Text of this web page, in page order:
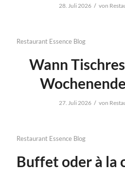
28. Juli 2026 / von
Restaurant Essence Blog
Wann
27. Juli 2026 / von
Restaurant Essence Blog
Buffet oder à la